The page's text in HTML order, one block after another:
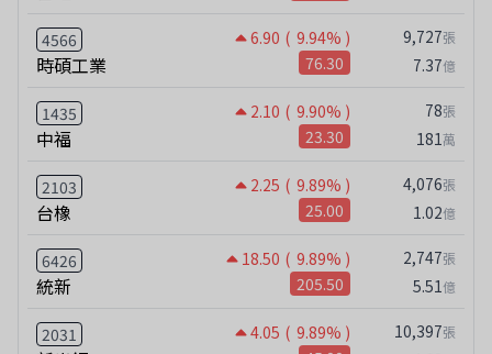
4566 6.90 ( 9.94% )
時碩工業 76.30
9,727張
7.37億
1435 2.10 ( 9.90% )
中福 23.30
78張
181萬
2103 2.25 ( 9.89% )
台橡 25.00
4,076張
1.02億
6426 18.50 ( 9.89% )
統新 205.50
2,747張
5.51億
2031 4.05 ( 9.89% ) 10,397張